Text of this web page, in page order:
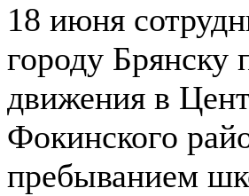
18 июня
городу Брянску
движения в
Фокинского
пребыванием